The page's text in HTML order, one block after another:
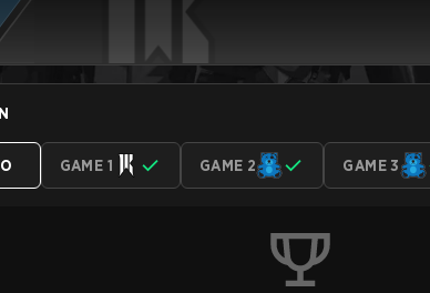
GAME 1 GAME 2 GAME 3